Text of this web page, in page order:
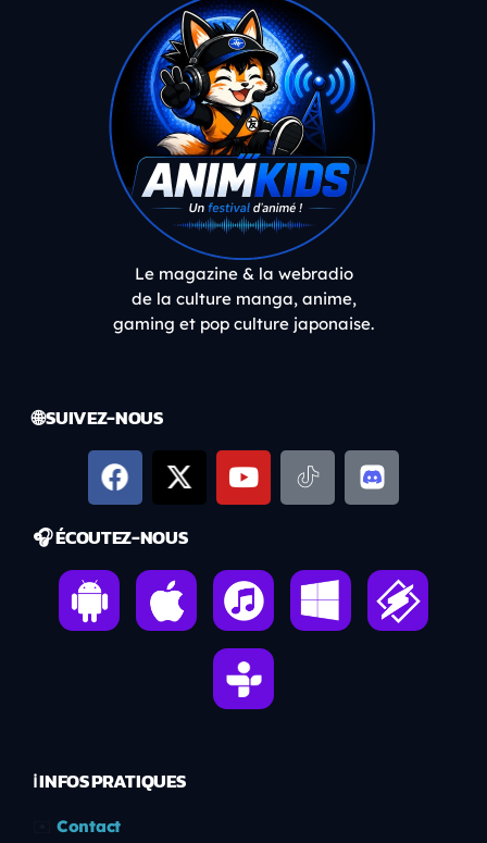
Le magazine & la webradio
de la culture manga, anime,
gaming et pop culture japonaise.
🌐 SUIVEZ-NOUS
🎧 ÉCOUTEZ-NOUS
ℹ️ INFOS PRATIQUES
Contact